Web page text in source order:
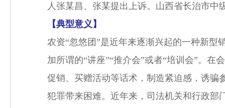
人张某昌、张某提出上诉。山西省长治市
【典型意义】
农资“忽悠团”是近年来逐渐兴起的一种新
加所谓的“讲座”“推介会”或者“培训会”。
促销、买赠活动等话术，制造紧迫感，诱骗
犯罪带来困难。近年来，司法机关和行政部